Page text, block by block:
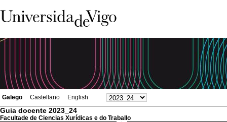
Galego Castellano English
Guia docente 2023_24
Facultade de Ciencias Xurídicas e do Traballo